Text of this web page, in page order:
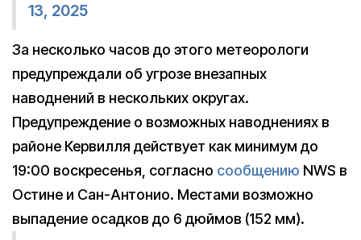
13, 2025
За несколько часов до этого метеорологи
предупреждали об угрозе внезапных
наводнений в нескольких округах.
Предупреждение о возможных наводнениях в
районе Кервилля действует как минимум до
19:00 воскресенья, согласно сообщению NWS в
Остине и Сан-Антонио. Местами возможно
выпадение осадков до 6 дюймов (152 мм).